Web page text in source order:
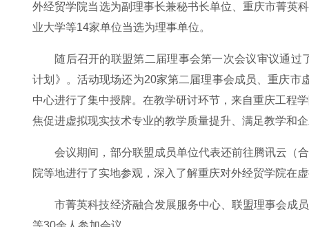
外经贸学院当选为副理事长兼秘书长单位、重庆市菁英
业大学等14家单位当选为理事单位。
随后召开的联盟第二届理事会第一次会议审议通
计划》。活动现场还为20家第二届理事会成员、重庆
中心进行了集中授牌。在教学研讨环节，来自重庆工程
焦促进虚拟现实技术专业的教学质量提升、满足教学和
会议期间，部分联盟成员单位代表还前往腾讯云（
院等地进行了实地参观，深入了解重庆对外经贸学院在
市菁英科技经济融合发展服务中心、联盟理事会成